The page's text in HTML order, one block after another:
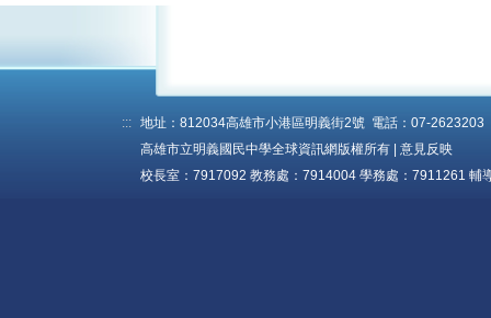
::: 地址：812034高雄市小港區明義街2號 電話：07-
高雄市立明義國民中學全球資訊網版權所有 | 意見反映
校長室：7917092 教務處：7914004 學務處：7911261 輔